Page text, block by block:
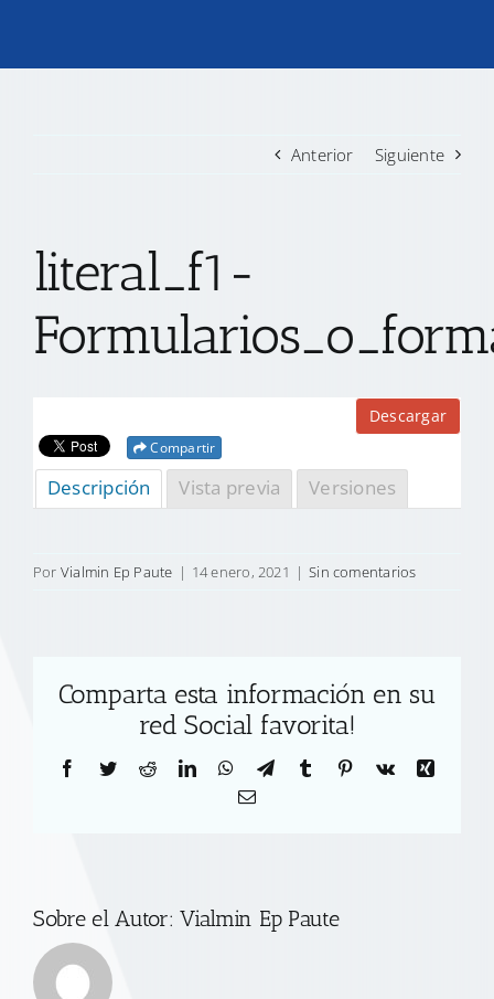
TRANSPARENCIA
CONTACTO
Anterior Siguiente
literal_f1-
Descargar
Compartir
Descripción Vista previa Versiones
Por Vialmin Ep Paute | 14 enero, 2021 | Sin comentarios
Comparta esta información en su
red Social favorita!
Facebook
TwitterRedditLinkedInWhatsApp
TelegramTumblr Pinterest
Vk
Xing
Correo
Sobre el Autor:Vialmin Ep Paute